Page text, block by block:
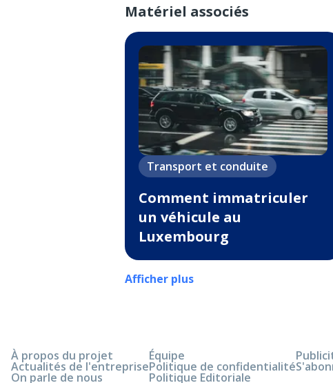
Matériel associés
Transport et conduite
Comment immatriculer
un véhicule au
Luxembourg
Afficher plus
À propos du projet
Actualités de l'entreprise
On parle de nous
Équipe
Politique de confidentialité
Politique Editoriale